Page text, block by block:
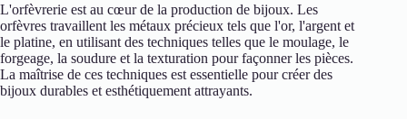
L'orfèvrerie est au cœur de la production de bijoux. Les
orfèvres travaillent les métaux précieux tels que l'or, l'argent et
le platine, en utilisant des techniques telles que le moulage, le
forgeage, la soudure et la texturation pour façonner les pièces.
La maîtrise de ces techniques est essentielle pour créer des
bijoux durables et esthétiquement attrayants.